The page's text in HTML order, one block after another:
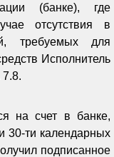
(банке), где
отсутствия в
требуемых для
Исполнитель
7.8.
на счет в банке,
30-ти календарных
подписанное